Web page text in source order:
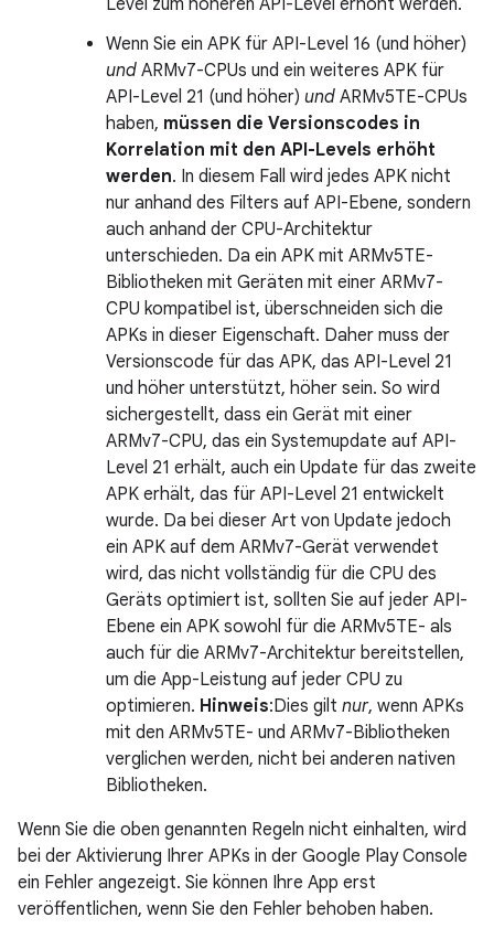
Level zum höheren API-Level erhöht werden.
Wenn Sie ein APK für API-Level 16 (und höher)
und ARMv7-CPUs und ein weiteres APK für
API-Level 21 (und höher) und ARMv5TE-CPUs
haben, müssen die Versionscodes in
Korrelation mit den API-Levels erhöht
werden. In diesem Fall wird jedes APK nicht
nur anhand des Filters auf API-Ebene, sondern
auch anhand der CPU-Architektur
unterschieden. Da ein APK mit ARMv5TE-
Bibliotheken mit Geräten mit einer ARMv7-
CPU kompatibel ist, überschneiden sich die
APKs in dieser Eigenschaft. Daher muss der
Versionscode für das APK, das API-Level 21
und höher unterstützt, höher sein. So wird
sichergestellt, dass ein Gerät mit einer
ARMv7-CPU, das ein Systemupdate auf API-
Level 21 erhält, auch ein Update für das zweite
APK erhält, das für API-Level 21 entwickelt
wurde. Da bei dieser Art von Update jedoch
ein APK auf dem ARMv7-Gerät verwendet
wird, das nicht vollständig für die CPU des
Geräts optimiert ist, sollten Sie auf jeder API-
Ebene ein APK sowohl für die ARMv5TE- als
auch für die ARMv7-Architektur bereitstellen,
um die App-Leistung auf jeder CPU zu
optimieren. Hinweis:Dies gilt nur, wenn APKs
mit den ARMv5TE- und ARMv7-Bibliotheken
verglichen werden, nicht bei anderen nativen
Bibliotheken.
Wenn Sie die oben genannten Regeln nicht einhalten, wird
bei der Aktivierung Ihrer APKs in der Google Play Console
ein Fehler angezeigt. Sie können Ihre App erst
veröffentlichen, wenn Sie den Fehler behoben haben.